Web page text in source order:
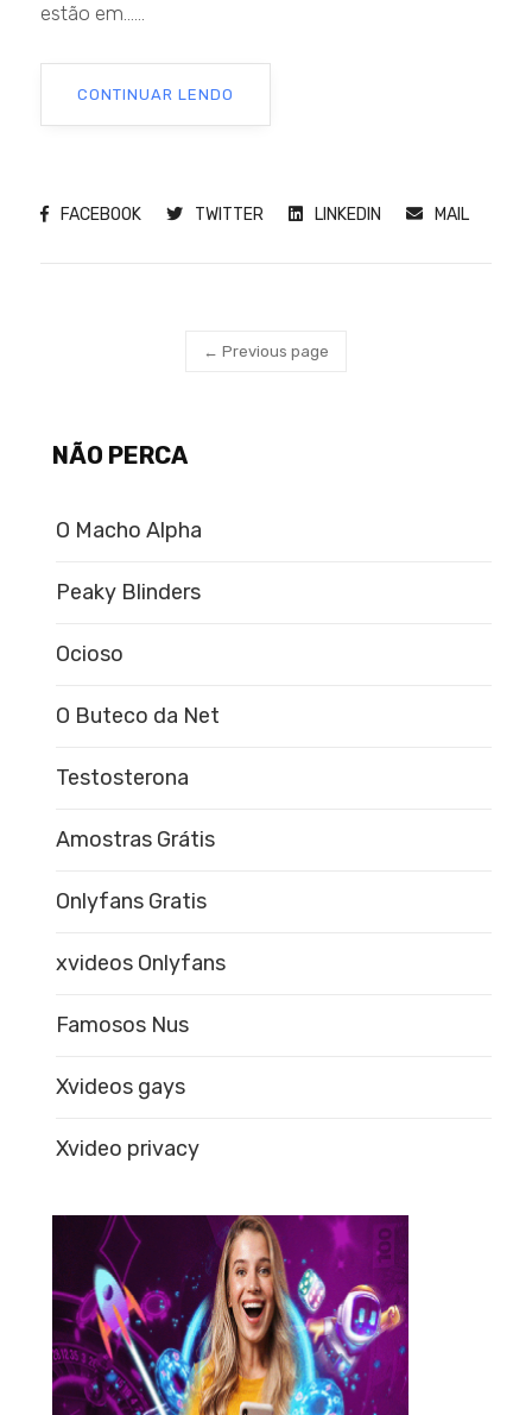
estão em......
CONTINUAR LENDO
FACEBOOK TWITTER LINKEDIN MAIL
← Previous page
NÃO PERCA
O Macho Alpha
Peaky Blinders
Ocioso
O Buteco da Net
Testosterona
Amostras Grátis
Onlyfans Gratis
xvideos Onlyfans
Famosos Nus
Xvideos gays
Xvideo privacy